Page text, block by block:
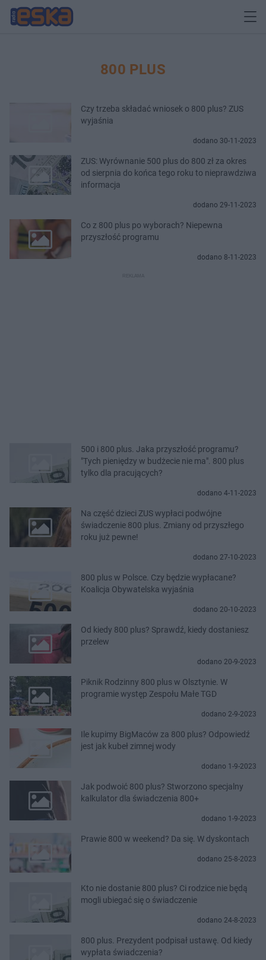
800 PLUS
Czy trzeba składać wniosek o 800 plus? ZUS
wyjaśnia
dodano 30-11-2023
ZUS: Wyrównanie 500 plus do 800 zł za okres
od sierpnia do końca tego roku to nieprawdziwa
informacja
dodano 29-11-2023
Co z 800 plus po wyborach? Niepewna
przyszłość programu
dodano 8-11-2023
500 i 800 plus. Jaka przyszłość programu?
"Tych pieniędzy w budżecie nie ma". 800 plus
tylko dla pracujących?
dodano 4-11-2023
Na część dzieci ZUS wypłaci podwójne
świadczenie 800 plus. Zmiany od przyszłego
roku już pewne!
dodano 27-10-2023
800 plus w Polsce. Czy będzie wypłacane?
Koalicja Obywatelska wyjaśnia
dodano 20-10-2023
Od kiedy 800 plus? Sprawdź, kiedy dostaniesz
przelew
dodano 20-9-2023
Piknik Rodzinny 800 plus w Olsztynie. W
programie występ Zespołu Małe TGD
dodano 2-9-2023
Ile kupimy BigMaców za 800 plus? Odpowiedź
jest jak kubeł zimnej wody
dodano 1-9-2023
Jak podwoić 800 plus? Stworzono specjalny
kalkulator dla świadczenia 800+
dodano 1-9-2023
Prawie 800 w weekend? Da się. W dyskontach
dodano 25-8-2023
Kto nie dostanie 800 plus? Ci rodzice nie będą
mogli ubiegać się o świadczenie
dodano 24-8-2023
800 plus. Prezydent podpisał ustawę. Od kiedy
wypłata świadczenia?